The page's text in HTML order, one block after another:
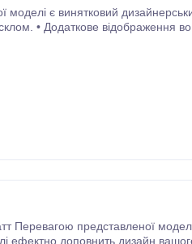
• Додаткове відображення